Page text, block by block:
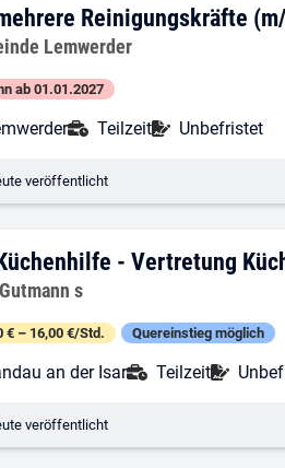
mehrere
Reinigungskräfte
Lemwerder
ab 01.01.2027
Anstellungsart:
Teilzeit Befristung:
Unbefristet
veröffentlicht
Küchenhilfe
Küchenhilfe - Vertretung
s
€ – 16,00 €/Std. Quereinstieg möglich
an der Isar Anstellungsart:
Teilzeit
veröffentlicht